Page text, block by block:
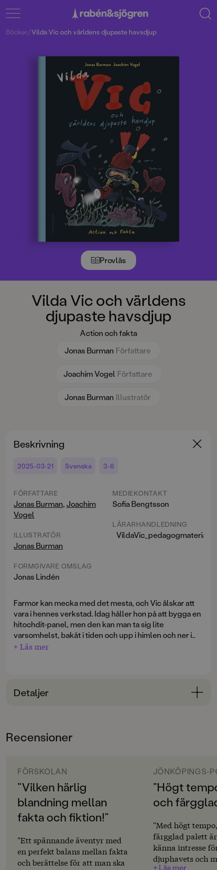
Provläs
Vilda Vic och världens
djupaste havsdjup
Action och fakta
Jonas Burman Författare
Joachim Vogel Författare
Jonas Burman Illustratör
Böcker/Vilda Vic och världens djupaste havsdjup
Beskrivning
2025-03-21 Svenska 3-6
FÖRFATTARE
Jonas Burman,Joachim
Vogel
ILLUSTRATÖR
Jonas Burman
FORMGIVARE OMSLAG
Jonas Lindén
MEDIEKONTAKT
Sofia Bengtsson
LÄRARHANDLEDNING
Farmor kan mecka med det mesta, och Vic älskar att
vara i hennes verkstad. Idag håller hon på att bygga en
hitochdit-panel, men den kan man ta sig lite
varsomhelst, bakåt i tiden och upp i himlen och ner i
havsdjupen till exempel. Vic och farmor testar, farmor
Jonas Burman.
+ Läs mer
Detaljer
3-6
Svenska
SPRÅK
Svenska
SERIE
PUBLICERINGSDATUM
2025-03-21
Recensioner
FÖRSKOLAN
”Vilken härlig
blandning mellan
fakta och fiktion!”
"Ett spännande äventyr med
en perfekt balans mellan fakta
och berättelse för att man ska
JÖNKÖPINGS-
”Högt
och
"Med högt
färgglad palett
känna intresse
djuphavets och
+ Läs mer